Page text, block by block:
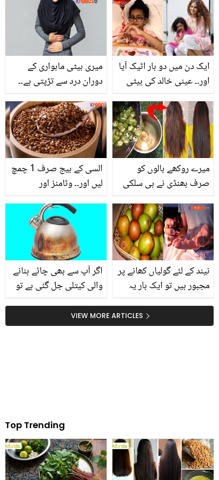
رات کی رانی کے صحت سے
متعلق کرشماتی فوائد
میں گھر پر تیار کریں ایسا
ہیئر ماسک جو بالوں کو
بنائے سِلکی سیدھے اور
چمکدار
میری بیٹی ماہواری کے
دوران درد سے تڑپتی ہے۔۔
تھکن! ماہواری کی تکلیف
کو کم کرنے کے سادہ طریقے
ایک دن میں دو بار اٹیک آیا
اور۔۔ عینی خالد کی بیٹی
اور اب حالت کیسی ہے؟
السی کے بیج صرف 1 چمچ
لیں اور۔۔ وٹامنز اور
کے بیج کیسے استعمال
کریں؟ طبی ماہرین نے نئے
طریقے بتادیے
میرے روکھے بالوں کو
صرف بھنڈی نے ہی سلکی
کیسے بالوں کو بڑھانے، گنج
پن سے بچانے اور انہیں
سیدھا کرنے میں مدد دیتی
ہے؟
اگر آپ سے بھی چائے بنانے
والی کیتلی جل گئی ہے تو
گئی یہ ٹپ جانیں اور صرف
5 منٹ میں جلی ہوئی
نیند کے لئے گولیاں کھانے پر
مجبور ہیں تو ایک بار یہ
VIEW MORE ARTICLES
Top Trending